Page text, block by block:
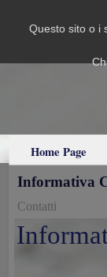
Home Page
Informativa
Contatti
Questo sito o i